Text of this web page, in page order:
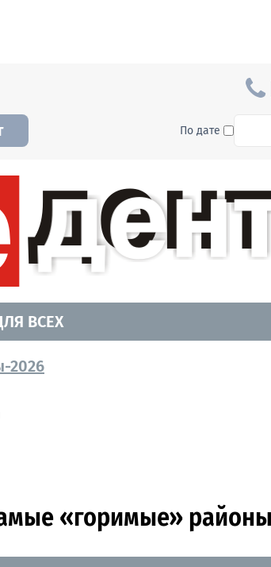
По дате To
ВСЕХ
2026
«горимые» районы